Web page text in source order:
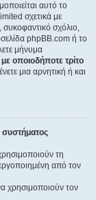
αυτό το
σχετικά με
σχόλιο,
phpBB.com ή το
μήνυμα
με οποιοδήποτε τρίτο
μια αρνητική ή και
τη
από τον
χρησιμοποιούν τον